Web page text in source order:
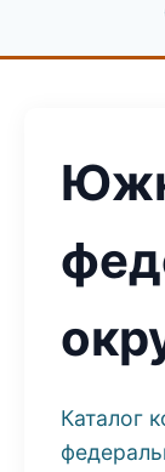
Каталог